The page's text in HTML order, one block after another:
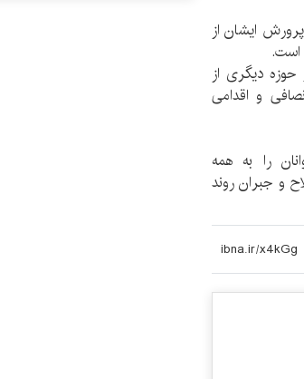
ایشان از
است.
دیگری از
و اقدامی
را به همه
و جبران روند